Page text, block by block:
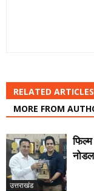
RELATED ARTICLES
MORE FROM
उत्तराखंड